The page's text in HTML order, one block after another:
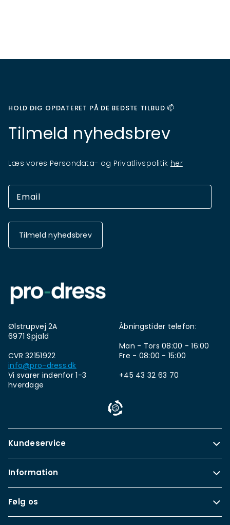
HOLD DIG OPDATERET PÅ DE BEDSTE TILBUD 📫
Tilmeld nyhedsbrev
Læs vores Persondata- og Privatlivspolitik her
Tilmeld nyhedsbrev
Ølstrupvej 2A
6971 Spjald
CVR 32151922
info@pro-dress.dk
Vi svarer indenfor 1-3
hverdage
Åbningstider telefon:
Man - Tors 08:00 - 16:00
Fre - 08:00 - 15:00
+45 43 32 63 70
Kundeservice
Information
Følg os